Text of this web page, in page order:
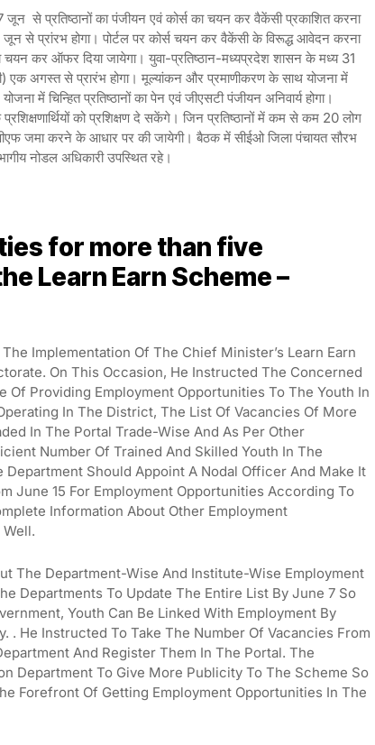
जून से प्रतिष्ठानों का पंजीयन एवं कोर्स का चयन कर वैकेंसी प्रकाशित करना
जून से प्रांरभ होगा। पोर्टल पर कोर्स चयन कर वैकेंसी के विरूद्ध आवेदन करना
चयन कर ऑफर दिया जायेगा। युवा-प्रतिष्ठान-मध्यप्रदेश शासन के मध्य 31
अगस्त से प्रारंभ होगा। मूल्यांकन और प्रमाणीकरण के साथ योजना में
में चिन्हित प्रतिष्ठानों का पेन एवं जीएसटी पंजीयन अनिवार्य होगा।
को प्रशिक्षण दे सकेंगे। जिन प्रतिष्ठानों में कम से कम 20 लोग
जमा करने के आधार पर की जायेगी। बैठक में सीईओ जिला पंचायत सौरभ
नोडल अधिकारी उपस्थित रहे।
for more than five
Learn Earn Scheme –
Implementation Of The Chief Minister’s Learn Earn
On This Occasion, He Instructed The Concerned
Of Providing Employment Opportunities To The Youth In
In The District, The List Of Vacancies Of More
In The Portal Trade-Wise And As Per Other
Number Of Trained And Skilled Youth In The
Should Appoint A Nodal Officer And Make It
June 15 For Employment Opportunities According To
Information About Other Employment
The Department-Wise And Institute-Wise Employment
Departments To Update The Entire List By June 7 So
Youth Can Be Linked With Employment By
. He Instructed To Take The Number Of Vacancies From
And Register Them In The Portal. The
Department To Give More Publicity To The Scheme So
Forefront Of Getting Employment Opportunities In The